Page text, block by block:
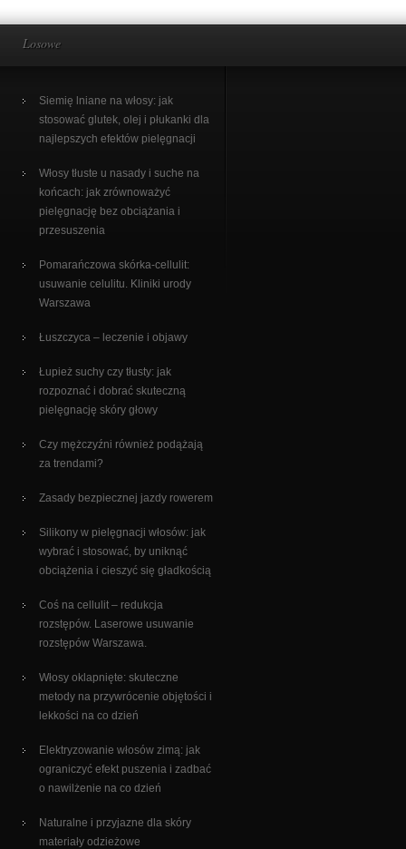
Losowe
Siemię lniane na włosy: jak
stosować glutek, olej i płukanki dla
najlepszych efektów pielęgnacji
Włosy tłuste u nasady i suche na
końcach: jak zrównoważyć
pielęgnację bez obciążania i
przesuszenia
Pomarańczowa skórka-cellulit:
usuwanie celulitu. Kliniki urody
Warszawa
Łuszczyca – leczenie i objawy
Łupież suchy czy tłusty: jak
rozpoznać i dobrać skuteczną
pielęgnację skóry głowy
Czy mężczyźni również podążają
za trendami?
Zasady bezpiecznej jazdy rowerem
Silikony w pielęgnacji włosów: jak
wybrać i stosować, by uniknąć
obciążenia i cieszyć się gładkością
Coś na cellulit – redukcja
rozstępów. Laserowe usuwanie
rozstępów Warszawa.
Włosy oklapnięte: skuteczne
metody na przywrócenie objętości i
lekkości na co dzień
Elektryzowanie włosów zimą: jak
ograniczyć efekt puszenia i zadbać
o nawilżenie na co dzień
Naturalne i przyjazne dla skóry
materiały odzieżowe